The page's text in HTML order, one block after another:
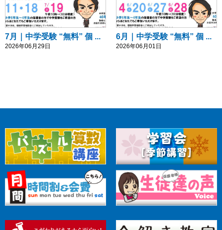
7月｜中学受験 “無料” 個 ...
2026年06月29日
6月｜中学受験 “無料” 個 ...
2026年06月01日